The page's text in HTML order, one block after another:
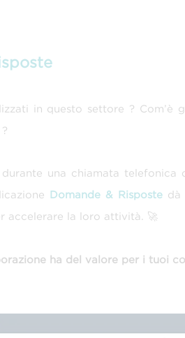
in questo settore ? Com’è
una chiamata telefonica
Domande & Rispostedà
accelerare la loro attività. 🚀
ha del valore per i tuoi